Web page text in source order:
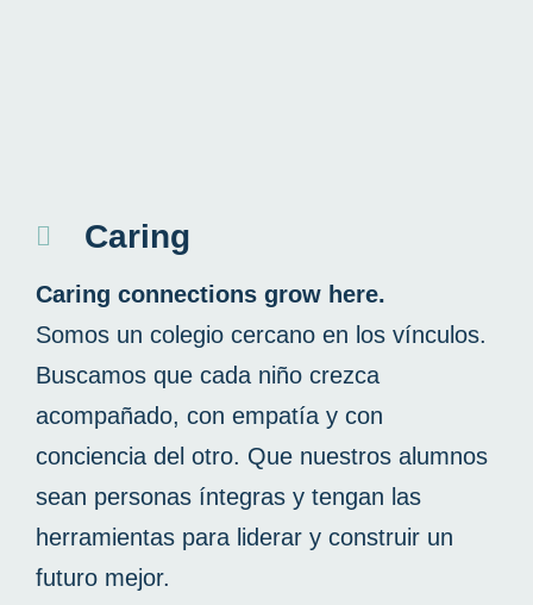
Caring
Caring connections grow here.
Somos un colegio cercano en los vínculos.
Buscamos que cada niño crezca
acompañado, con empatía y con
conciencia del otro. Que nuestros alumnos
sean personas íntegras y tengan las
herramientas para liderar y construir un
futuro mejor.